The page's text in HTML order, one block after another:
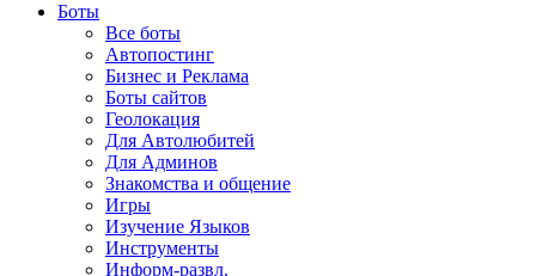
Боты
Все боты
Автопостинг
Бизнес и Реклама
Боты сайтов
Геолокация
Для Автолюбитей
Для Админов
Знакомства и общение
Игры
Изучение Языков
Инструменты
Информ-развл.